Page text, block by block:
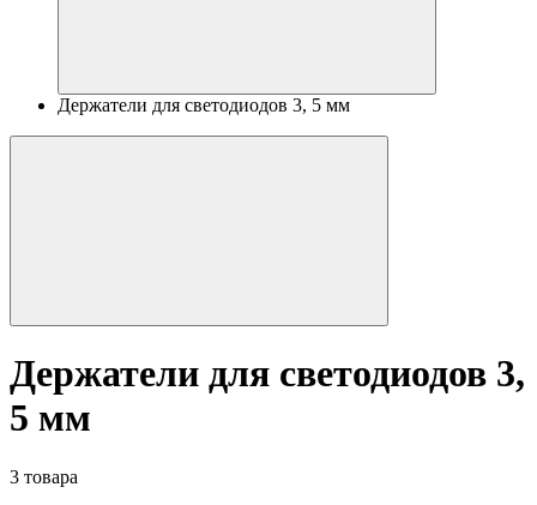
Держатели для светодиодов 3, 5 мм
Держатели для светодиодов 3,
5 мм
3 товара